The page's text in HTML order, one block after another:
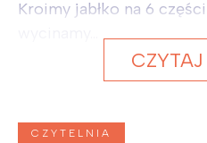
Kroimy jabłko na 6
CZYTELNIA